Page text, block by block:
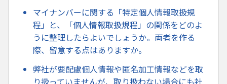
マイナンバーに関する「特定個人情報取扱規
程」と、「個人情報取扱規程」の関係をどのよ
うに整理したらよいでしょうか。両者を作る
際、留意する点はありますか。
弊社が要配慮個人情報や匿名加工情報などを取
り扱っていませんが、取り扱わない場合にも社